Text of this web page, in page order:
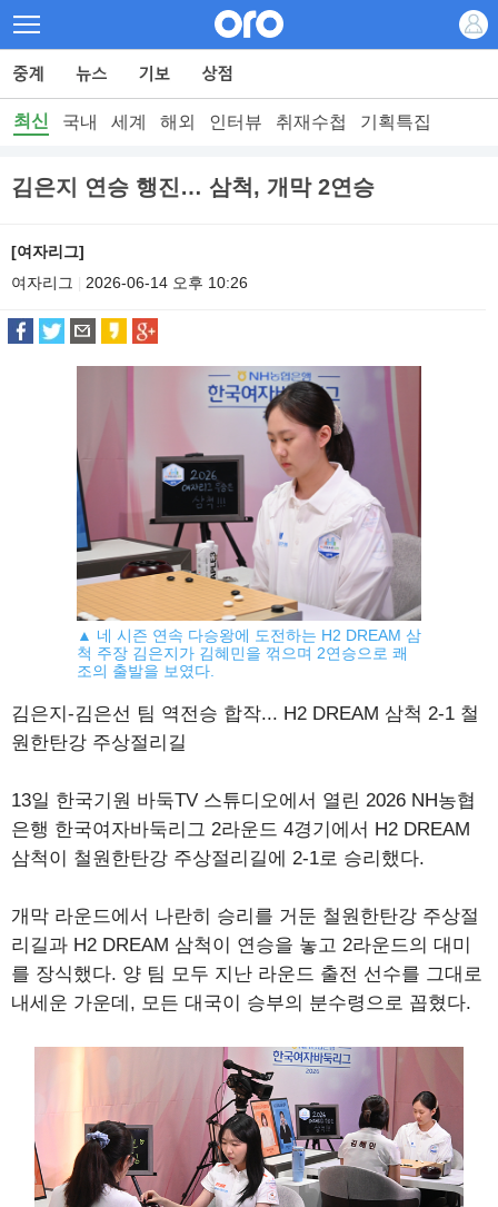
최신 국내 세계 해외 인터뷰 취재수첩 기획특집
김은지 연승 행진… 삼척, 개막 2연승
[여자리그]
여자리그
2026-06-14 오후 10:26
▲ 네 시즌 연속 다승왕에 도전하는 H2 DREAM 삼
척 주장 김은지가 김혜민을 꺾으며 2연승으로 쾌
조의 출발을 보였다.
김은지-김은선 팀 역전승 합작... H2 DREAM 삼척 2-1 철
원한탄강 주상절리길
13일 한국기원 바둑TV 스튜디오에서 열린 2026 NH농협
은행 한국여자바둑리그 2라운드 4경기에서 H2 DREAM
삼척이 철원한탄강 주상절리길에 2-1로 승리했다.
개막 라운드에서 나란히 승리를 거둔 철원한탄강 주상절
리길과 H2 DREAM 삼척이 연승을 놓고 2라운드의 대미
를 장식했다. 양 팀 모두 지난 라운드 출전 선수를 그대로
내세운 가운데, 모든 대국이 승부의 분수령으로 꼽혔다.